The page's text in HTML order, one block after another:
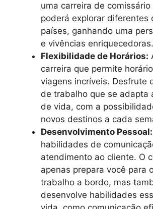
uma carreira de
poderá explorar diferentes
países, ganhando uma
e vivências enriquecedoras.
Flexibilidade de Horários:
carreira que permite
viagens incríveis. Desfrute
de trabalho que se adapta
de vida, com a
novos destinos a cada
Desenvolvimento Pessoal:
habilidades de
atendimento ao cliente. O
apenas prepara você para
trabalho a bordo, mas
desenvolve habilidades